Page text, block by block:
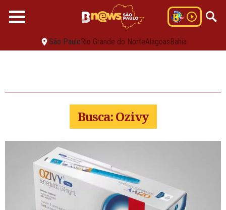
São PauloRio Grande do NorteAlagoasBahia
Busca: Ozivy